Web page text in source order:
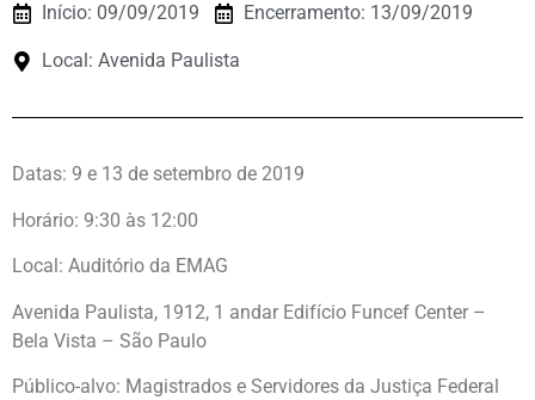
Início: 09/09/2019 Encerramento: 13/09/2019
Local: Avenida Paulista
Datas: 9 e 13 de setembro de 2019
Horário: 9:30 às 12:00
Local: Auditório da EMAG
Avenida Paulista, 1912, 1 andar Edifício Funcef Center –
Bela Vista – São Paulo
Público-alvo: Magistrados e Servidores da Justiça Federal